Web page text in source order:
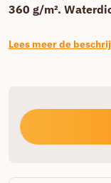
360 g/m².
Lees meer de